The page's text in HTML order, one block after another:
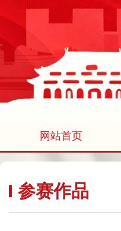
网站首页
参赛作品